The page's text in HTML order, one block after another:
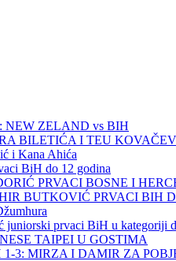
NEW ZELAND vs BIH
BILETIĆA I TEU
i Kana Ahića
BiH do 12 godina
PRVACI BOSNE I
BUTKOVIĆ PRVACI BIH
juniorski prvaci BiH u kategoriji
TAIPEI U GOSTIMA
3: MIRZA I DAMIR ZA